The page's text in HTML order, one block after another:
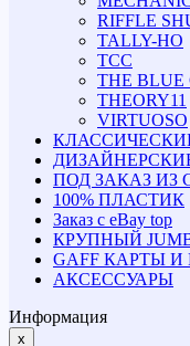
RIFFLE
TALLY-HO
TCC
THE BLUE
THEORY11
VIRTUOSO
ПОД ЗАКАЗ ИЗ
100% ПЛАСТИК
Заказ с eBay top
КРУПНЫЙ
GAFF КАРТЫ
АКСЕССУАРЫ
Информация
x